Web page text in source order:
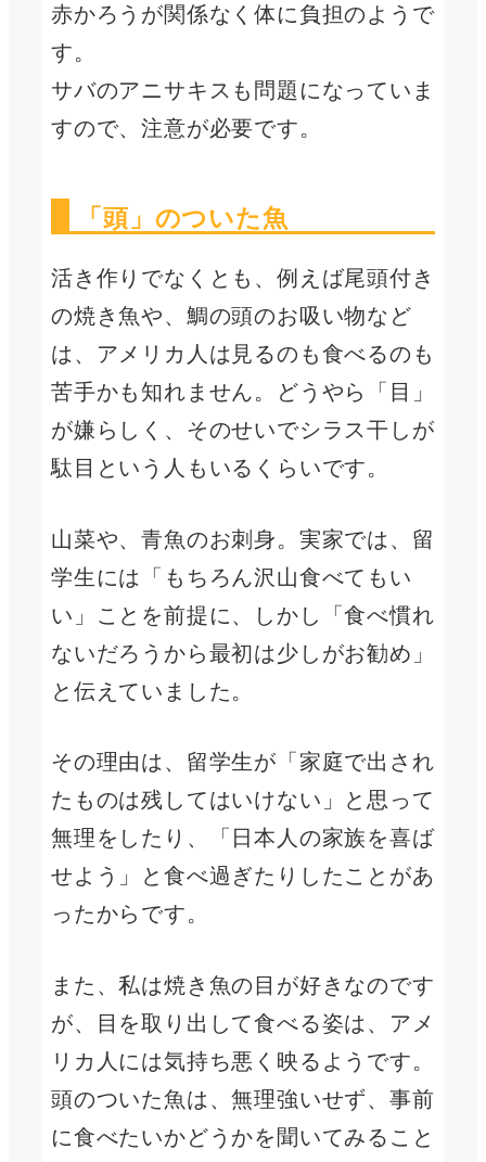
赤かろうが関係なく体に負担のようで
す。
サバのアニサキスも問題になっていま
すので、注意が必要です。
「頭」のついた魚
活き作りでなくとも、例えば尾頭付き
の焼き魚や、鯛の頭のお吸い物など
は、アメリカ人は見るのも食べるのも
苦手かも知れません。どうやら「目」
が嫌らしく、そのせいでシラス干しが
駄目という人もいるくらいです。
山菜や、青魚のお刺身。実家では、留
学生には「もちろん沢山食べてもい
い」ことを前提に、しかし「食べ慣れ
ないだろうから最初は少しがお勧め」
と伝えていました。
その理由は、留学生が「家庭で出され
たものは残してはいけない」と思って
無理をしたり、「日本人の家族を喜ば
せよう」と食べ過ぎたりしたことがあ
ったからです。
また、私は焼き魚の目が好きなのです
が、目を取り出して食べる姿は、アメ
リカ人には気持ち悪く映るようです。
頭のついた魚は、無理強いせず、事前
に食べたいかどうかを聞いてみること